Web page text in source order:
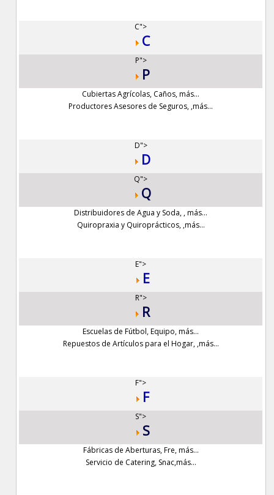
C">
C
P">
P
Cubiertas Agrícolas, Caños,más...
Productores Asesores de Seguros, ,más...
D">
D
Q">
Q
Distribuidores de Agua y Soda, ,más...
Quiropraxia y Quiroprácticos, ,más...
E">
E
R">
R
Escuelas de Fútbol,Equipo,más...
Repuestos de Artículos para el Hogar, ,más...
F">
F
S">
S
Fábricas de Aberturas,Fre,más...
Servicio de Catering, Snac,más...